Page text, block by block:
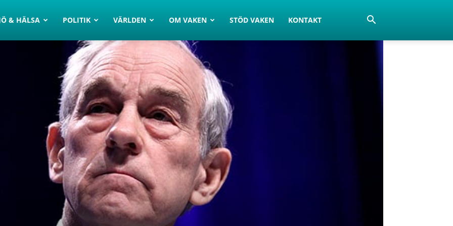
& HÄLSA POLITIK VÄRLDEN OM VAKEN STÖD VAKEN KONTAKT